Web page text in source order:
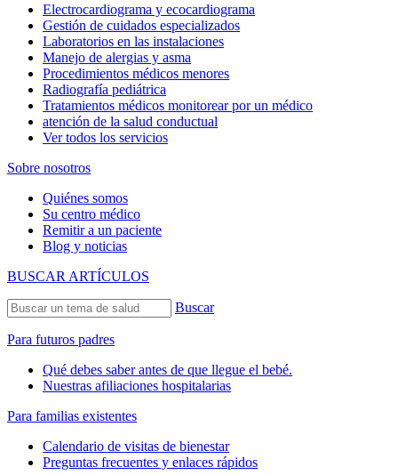
Electrocardiograma y ecocardiograma
Gestión de cuidados especializados
Laboratorios en las instalaciones
Manejo de alergias y asma
Procedimientos médicos menores
Radiografía pediátrica
Tratamientos médicos monitorear por un médico
atención de la salud conductual
Ver todos los servicios
Sobre nosotros
Quiénes somos
Su centro médico
Remitir a un paciente
Blog y noticias
BUSCAR ARTÍCULOS
Buscar
Para futuros padres
Qué debes saber antes de que llegue el bebé.
Nuestras afiliaciones hospitalarias
Para familias existentes
Calendario de visitas de bienestar
Preguntas frecuentes y enlaces rápidos